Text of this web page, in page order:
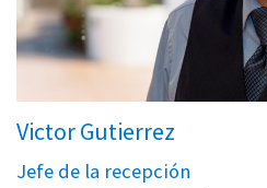
Victor Gutierrez
Jefe de la recepción